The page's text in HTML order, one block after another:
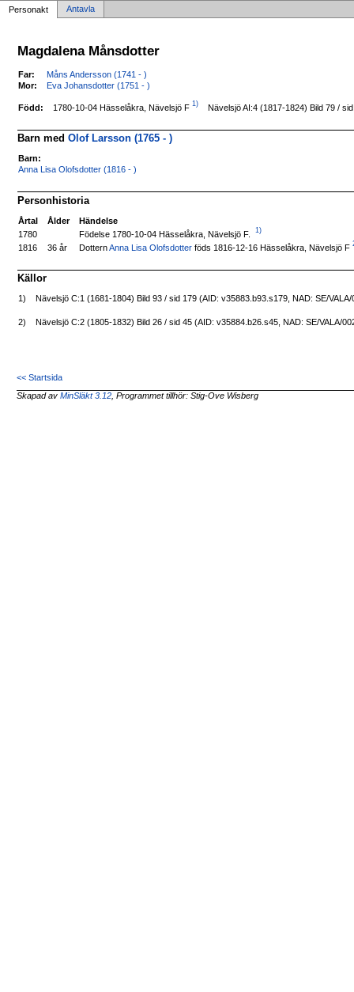
Personakt Antavla
Magdalena Månsdotter
Far:
Måns Andersson (1741 - )
Mor:
Eva Johansdotter (1751 - )
Född: 1780-10-04 Hässelåkra, Nävelsjö F 1) Nävelsjö AI:4 (1817-1824) Bild 79 /
Barn medOlof Larsson (1765 - )
Barn:
Anna Lisa Olofsdotter (1816 - )
Personhistoria
Årtal Ålder
Händelse
1780
Födelse 1780-10-04 Hässelåkra, Nävelsjö F. 1)
1816 36 år Dottern Anna Lisa Olofsdotter föds 1816-12-16 Hässelåkra, Nävelsjö F
Källor
1) Nävelsjö C:1 (1681-1804) Bild 93 / sid 179 (AID: v35883.b93.s179, NAD: SE/VALA/
2) Nävelsjö C:2 (1805-1832) Bild 26 / sid 45 (AID: v35884.b26.s45, NAD: SE/VALA/
<< Startsida
Skapad avMinSläkt 3.12 , Programmet tillhör: Stig-Ove Wisberg